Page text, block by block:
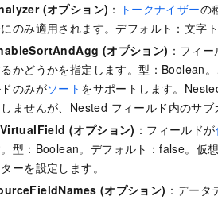
(オプション) ： トークナイザーの
のみ適用されます。デフォルト：文字ト
(オプション) ：フィ
かどうかを指定します。型：Boolean
のみがソート をサポートします。
しませんが、Nested フィールド内のサブ
(オプション) ：フィールドが
型：Boolean。デフォルト：false。仮
ーを設定します。
(オプション) ：デー